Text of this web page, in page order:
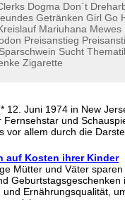
Dogma Don´t
Getränken Girl Go
Mariuhana Mewes
Preisanstieg
Sparschwein Sucht
Zigarette
12. Juni 1974 in New
Fernsehstar und
vor allem durch die
auf Kosten ihrer Kinder
Mütter und Väter
und Ernährungsqualität,